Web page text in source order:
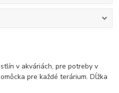
v akváriách, pre potreby v
pre každé terárium. Dĺžka